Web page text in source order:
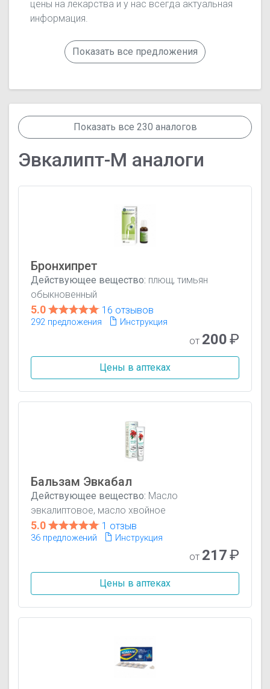
цены на лекарства и у нас всегда актуальная
информация.
Показать все предложения
Показать все 230 аналогов
Эвкалипт-М аналоги
Бронхипрет
Действующее вещество: плющ, тимьян
обыкновенный
5.0 16 отзывов
292 предложения Инструкция
от 200₽
Цены в аптеках
Бальзам Эвкабал
Действующее вещество: Масло
эвкалиптовое, масло хвойное
5.0 1 отзыв
36 предложений Инструкция
от 217₽
Цены в аптеках